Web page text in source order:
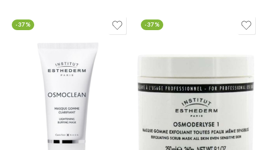
-37% -37%